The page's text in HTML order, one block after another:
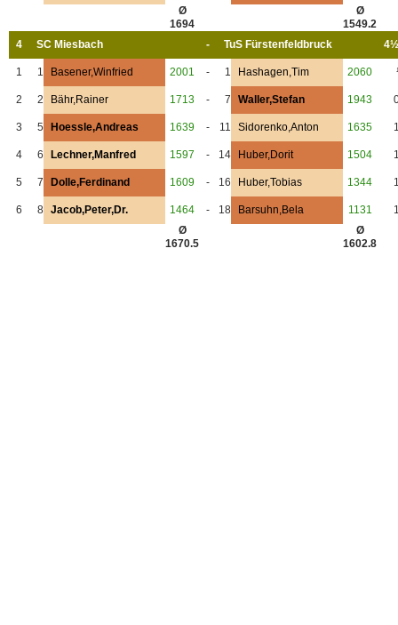
Ø
1694
Ø
1549.2
4
SC Miesbach - TuS Fürstenfeldbruck
1 1 Basener,Winfried 2001 - 1 Hashagen,Tim 2060
2 2 Bähr,Rainer 1713 - 7 Waller,Stefan 1943
3 5 Hoessle,Andreas 1639 - 11 Sidorenko,Anton 1635
4 6 Lechner,Manfred 1597 - 14 Huber,Dorit 1504
5 7 Dolle,Ferdinand 1609 - 16 Huber,Tobias 1344
6 8 Jacob,Peter,Dr. 1464 - 18 Barsuhn,Bela 1131
Ø
1670.5
Ø
1602.8